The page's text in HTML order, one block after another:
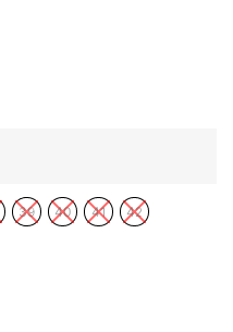
39 40 41 42